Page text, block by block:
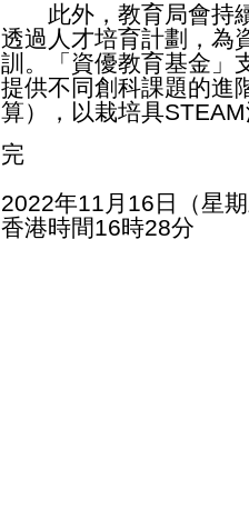
此外，教育局會持續
透過人才培育計劃，為
訓。「資優教育基金」
提供不同創科課題的進
算），以栽培具
完
2022年11月16日（星
香港時間16時28分